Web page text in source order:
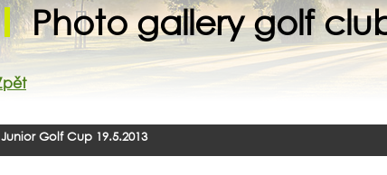
Photo gallery golf
Junior Golf Cup 19.5.2013